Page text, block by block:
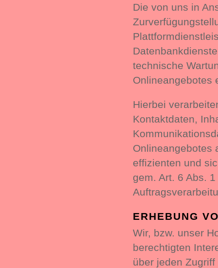
Die von uns in
technische
Onlineangebotes
Hierbei
Kontaktdaten,
Onlineangebotes
effizienten und
gem. Art. 6 Abs.
ERHEBUNG
Wir, bzw. unser
berechtigten
über jeden